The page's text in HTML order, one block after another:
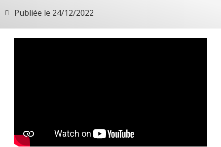
Publiée le 24/12/2022